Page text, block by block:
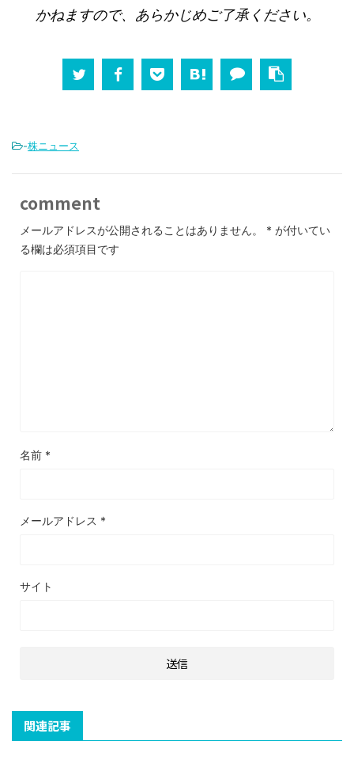
かねますので、あらかじめご了承ください。
-株ニュース
comment
メールアドレスが公開されることはありません。 * が付いてい
る欄は必須項目です
名前 *
メールアドレス *
サイト
関連記事